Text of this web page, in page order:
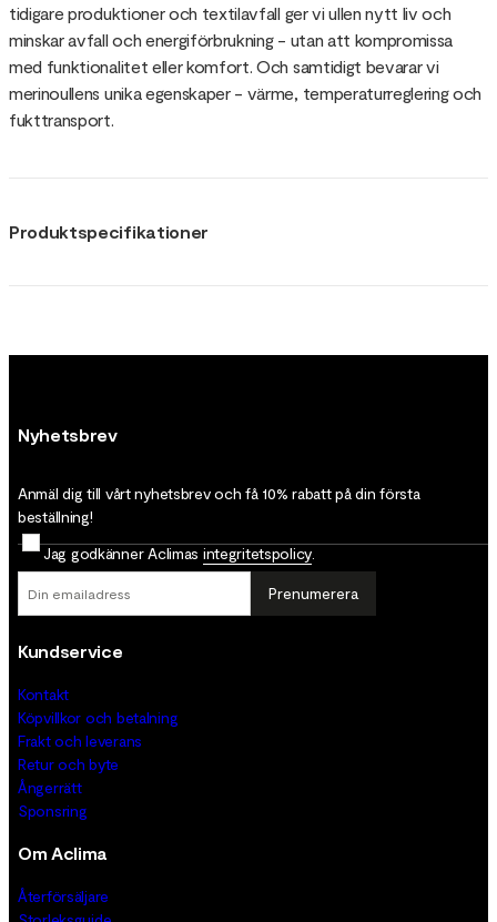
tidigare produktioner och textilavfall ger vi ullen nytt liv och
minskar avfall och energiförbrukning - utan att kompromissa
med funktionalitet eller komfort. Och samtidigt bevarar vi
merinoullens unika egenskaper - värme, temperaturreglering och
fukttransport.
Produktspecifikationer
Nyhetsbrev
Anmäl dig till vårt nyhetsbrev och få 10% rabatt på din första
beställning!
Jag godkänner Aclimas integritetspolicy
Prenumerera
Kundservice
Kontakt
Köpvillkor och betalning
Frakt och leverans
Retur och byte
Ångerrätt
Sponsring
Om Aclima
Återförsäljare